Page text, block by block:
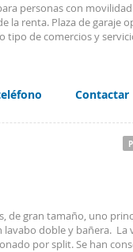
personas con movilidad
la renta. Plaza de garaje
de comercios y
MÍNIMA DE
Contactar
de gran tamaño, uno
lavabo doble y bañera. La
por split. Se han